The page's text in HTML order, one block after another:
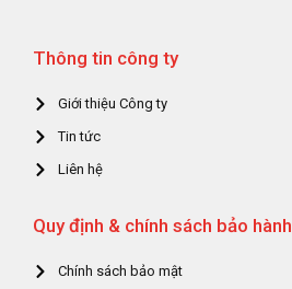
Thông tin công ty
Giới thiệu Công ty
Tin tức
Liên hệ
Quy định & chính sách bảo hành
Chính sách bảo mật